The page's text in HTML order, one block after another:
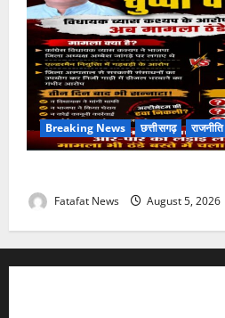
Breaking News छत्तीसगढ़ राजनीति
Fatafat News August 5, 2026